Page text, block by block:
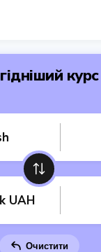
курс
UAH
Очистити